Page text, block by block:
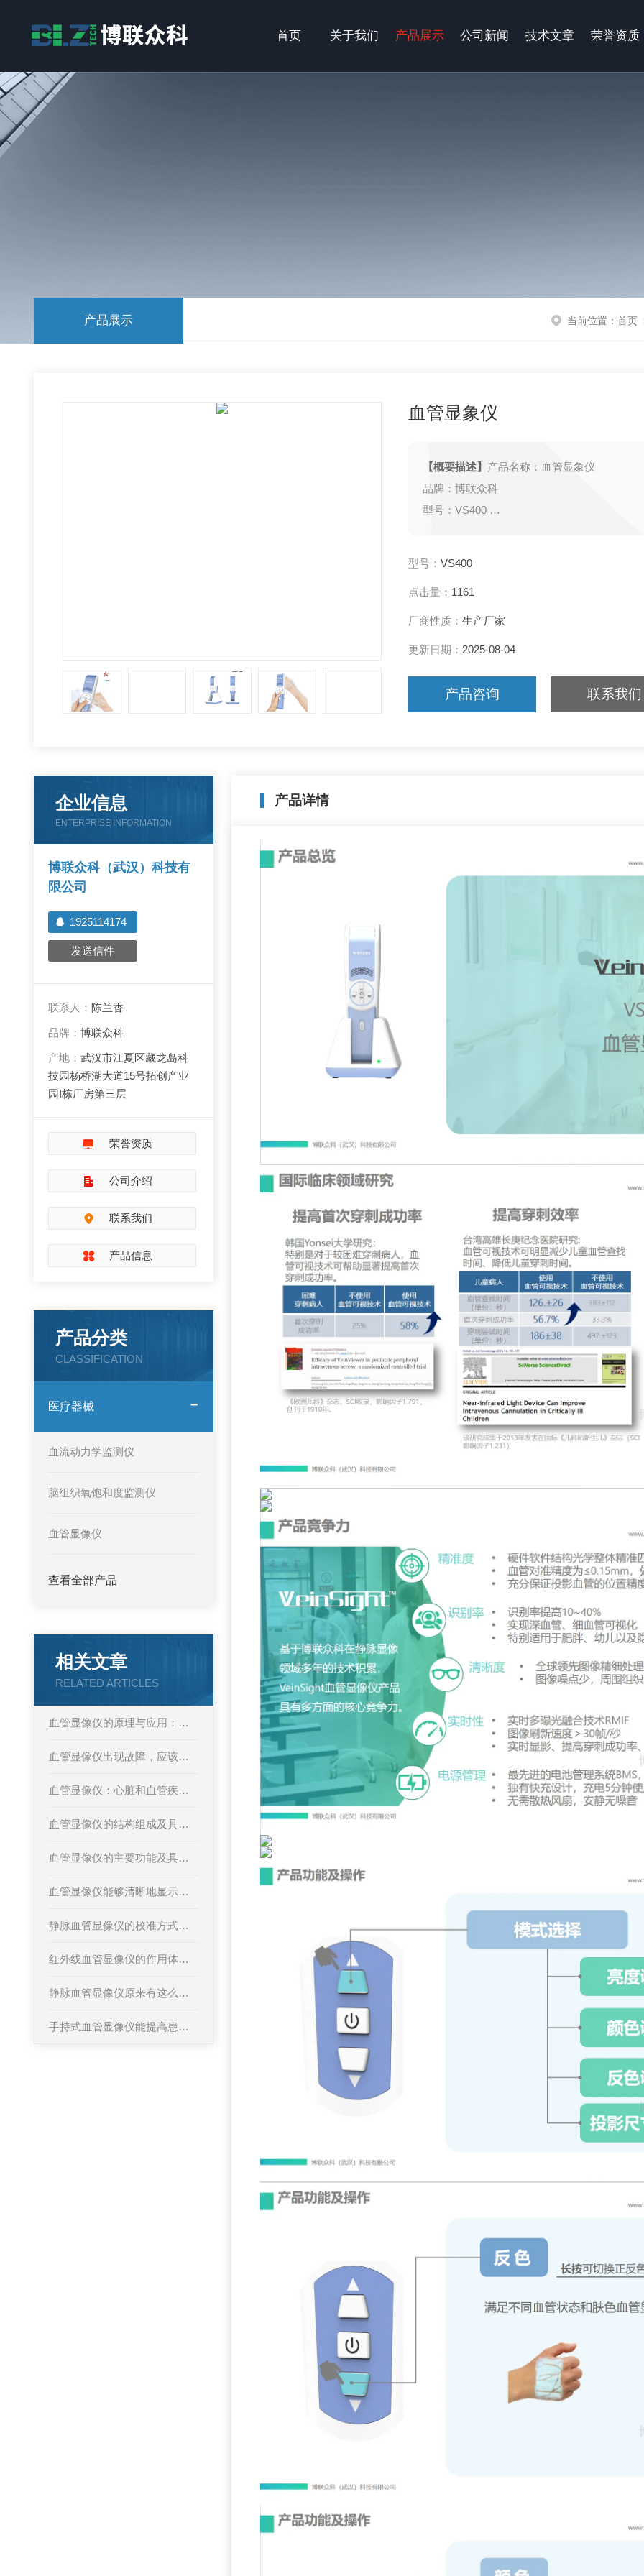
首页 关于我们 产品展示 公司新闻 技术文章 荣誉资质
产品展示 当前位置： 首页
血管显象仪
【概要描述】 产品名称：血管显象仪
品牌：博联众科
型号：VS400
备案号：鄂汉械备20150252号
型号： VS400
点击量： 1161
厂商性质： 生产厂家
更新日期： 2025-08-04
产品咨询 联系我们
产品详情
企业信息
ENTERPRISE INFORMATION
博联众科（武汉）科技有
限公司
1925114174
发送信件
联系人： 陈兰香
品牌：博联众科
产地：武汉市江夏区藏龙岛科
技园杨桥湖大道15号拓创产业
园I栋厂房第三层
荣誉资质
公司介绍
联系我们
产品信息
产品分类
CLASSIFICATION
医疗器械
血流动力学监测仪
脑组织氧饱和度监测仪
血管显像仪
查看全部产品
相关文章
RELATED ARTICLES
血管显像仪的原理与应用：医学影像
血管显像仪出现故障，应该如何解决呢
血管显像仪：心脏和血管疾病的早期发现者
血管显像仪的结构组成及具体应用场景
血管显像仪的主要功能及具体应用场景
血管显像仪能够清晰地显示血管的微小结构和血流情况
静脉血管显像仪的校准方式详解
红外线血管显像仪的作用体现在哪些方面？
静脉血管显像仪原来有这么多优点值得选择
手持式血管显像仪能提高患者对医疗过程的满意度